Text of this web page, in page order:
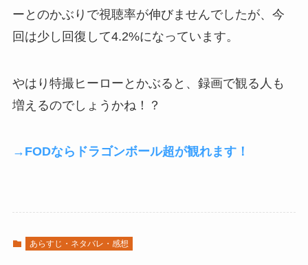
ーとのかぶりで視聴率が伸びませんでしたが、今
回は少し回復して4.2%になっています。
やはり特撮ヒーローとかぶると、録画で観る人も
増えるのでしょうかね！？
→FODならドラゴンボール超が観れます！
あらすじ・ネタバレ・感想